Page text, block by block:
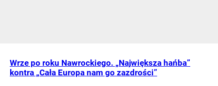
Wrze po roku Nawrockiego. „Największa hańba”
kontra „Cała Europa nam go zazdrości”